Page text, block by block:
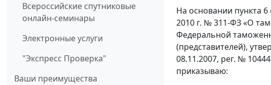
Всероссийские спутниковые
онлайн-семинары
Электронные услуги
"Экспресс Проверка"
Ваши преимущества
На основании пункта
2010 г. № 311-ФЗ «О
Федеральной
(представителей),
08.11.2007, рег. №
приказываю: